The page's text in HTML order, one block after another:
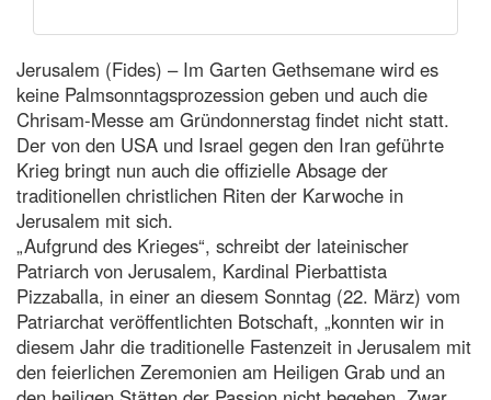
Jerusalem (Fides) – Im Garten Gethsemane wird es
keine Palmsonntagsprozession geben und auch die
Chrisam-Messe am Gründonnerstag findet nicht statt.
Der von den USA und Israel gegen den Iran geführte
Krieg bringt nun auch die offizielle Absage der
traditionellen christlichen Riten der Karwoche in
Jerusalem mit sich.
„Aufgrund des Krieges“, schreibt der lateinischer
Patriarch von Jerusalem, Kardinal Pierbattista
Pizzaballa, in einer an diesem Sonntag (22. März) vom
Patriarchat veröffentlichten Botschaft, „konnten wir in
diesem Jahr die traditionelle Fastenzeit in Jerusalem mit
den feierlichen Zeremonien am Heiligen Grab und an